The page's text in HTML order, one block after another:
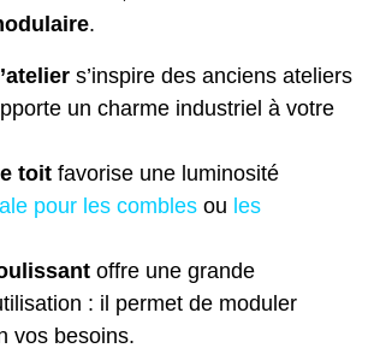
.
s’inspire des anciens ateliers
un charme industriel à votre
toit favorise une luminosité
pour les combles ou les
offre une grande
: il permet de moduler
vos besoins.